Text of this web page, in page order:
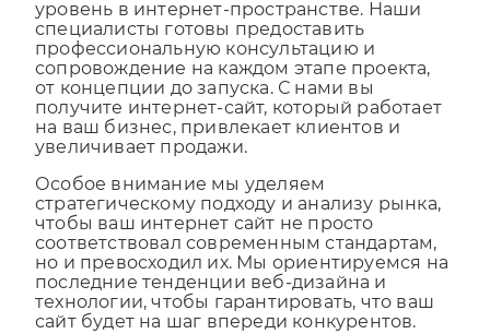
для тех, кто стремится выйти на новый
уровень в интернет-пространстве. Наши
специалисты готовы предоставить
профессиональную консультацию и
сопровождение на каждом этапе проекта,
от концепции до запуска. С нами вы
получите интернет-сайт, который работает
на ваш бизнес, привлекает клиентов и
Особое внимание мы уделяем
стратегическому подходу и анализу рынка,
чтобы ваш интернет сайт не просто
соответствовал современным стандартам,
но и превосходил их. Мы ориентируемся на
последние тенденции веб-дизайна и
технологии, чтобы гарантировать, что ваш